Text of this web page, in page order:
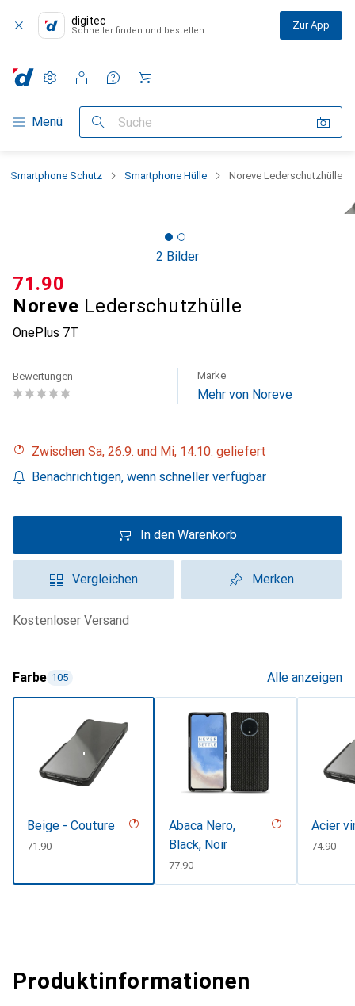
digitec
Schneller finden und bestellen Zur App
Navigation nach Kategorien
Menü Suche
Einstellungen
Kundenkonto
Vergleichslisten
Merklisten
Warenkorb
Smartphone Schutz Smartphone Hülle Noreve Lederschutzhülle
2 Bilder
Noreve Lederschutzhülle
OnePlus 7T
CHF
71.90
Bewertungen Marke
Mehr von Noreve
Zwischen Sa, 26.9. und Mi, 14.10. geliefert
Benachrichtigen, wenn schneller verfügbar
In den Warenkorb
Vergleichen Merken
kostenloser Versand
Farbe 105 Alle anzeigen
Beige - Couture
CHF
71.90
Abaca Nero,
Black, Noir
CHF
77.90
Acier
CHF
74.90
Produktinformationen